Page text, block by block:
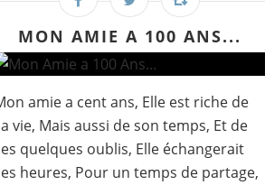
MON AMIE A 100 ANS...
amie a cent ans, Elle est riche de
vie, Mais aussi de son temps, Et de
quelques oublis, Elle échangerait
heures, Pour un temps de partage,